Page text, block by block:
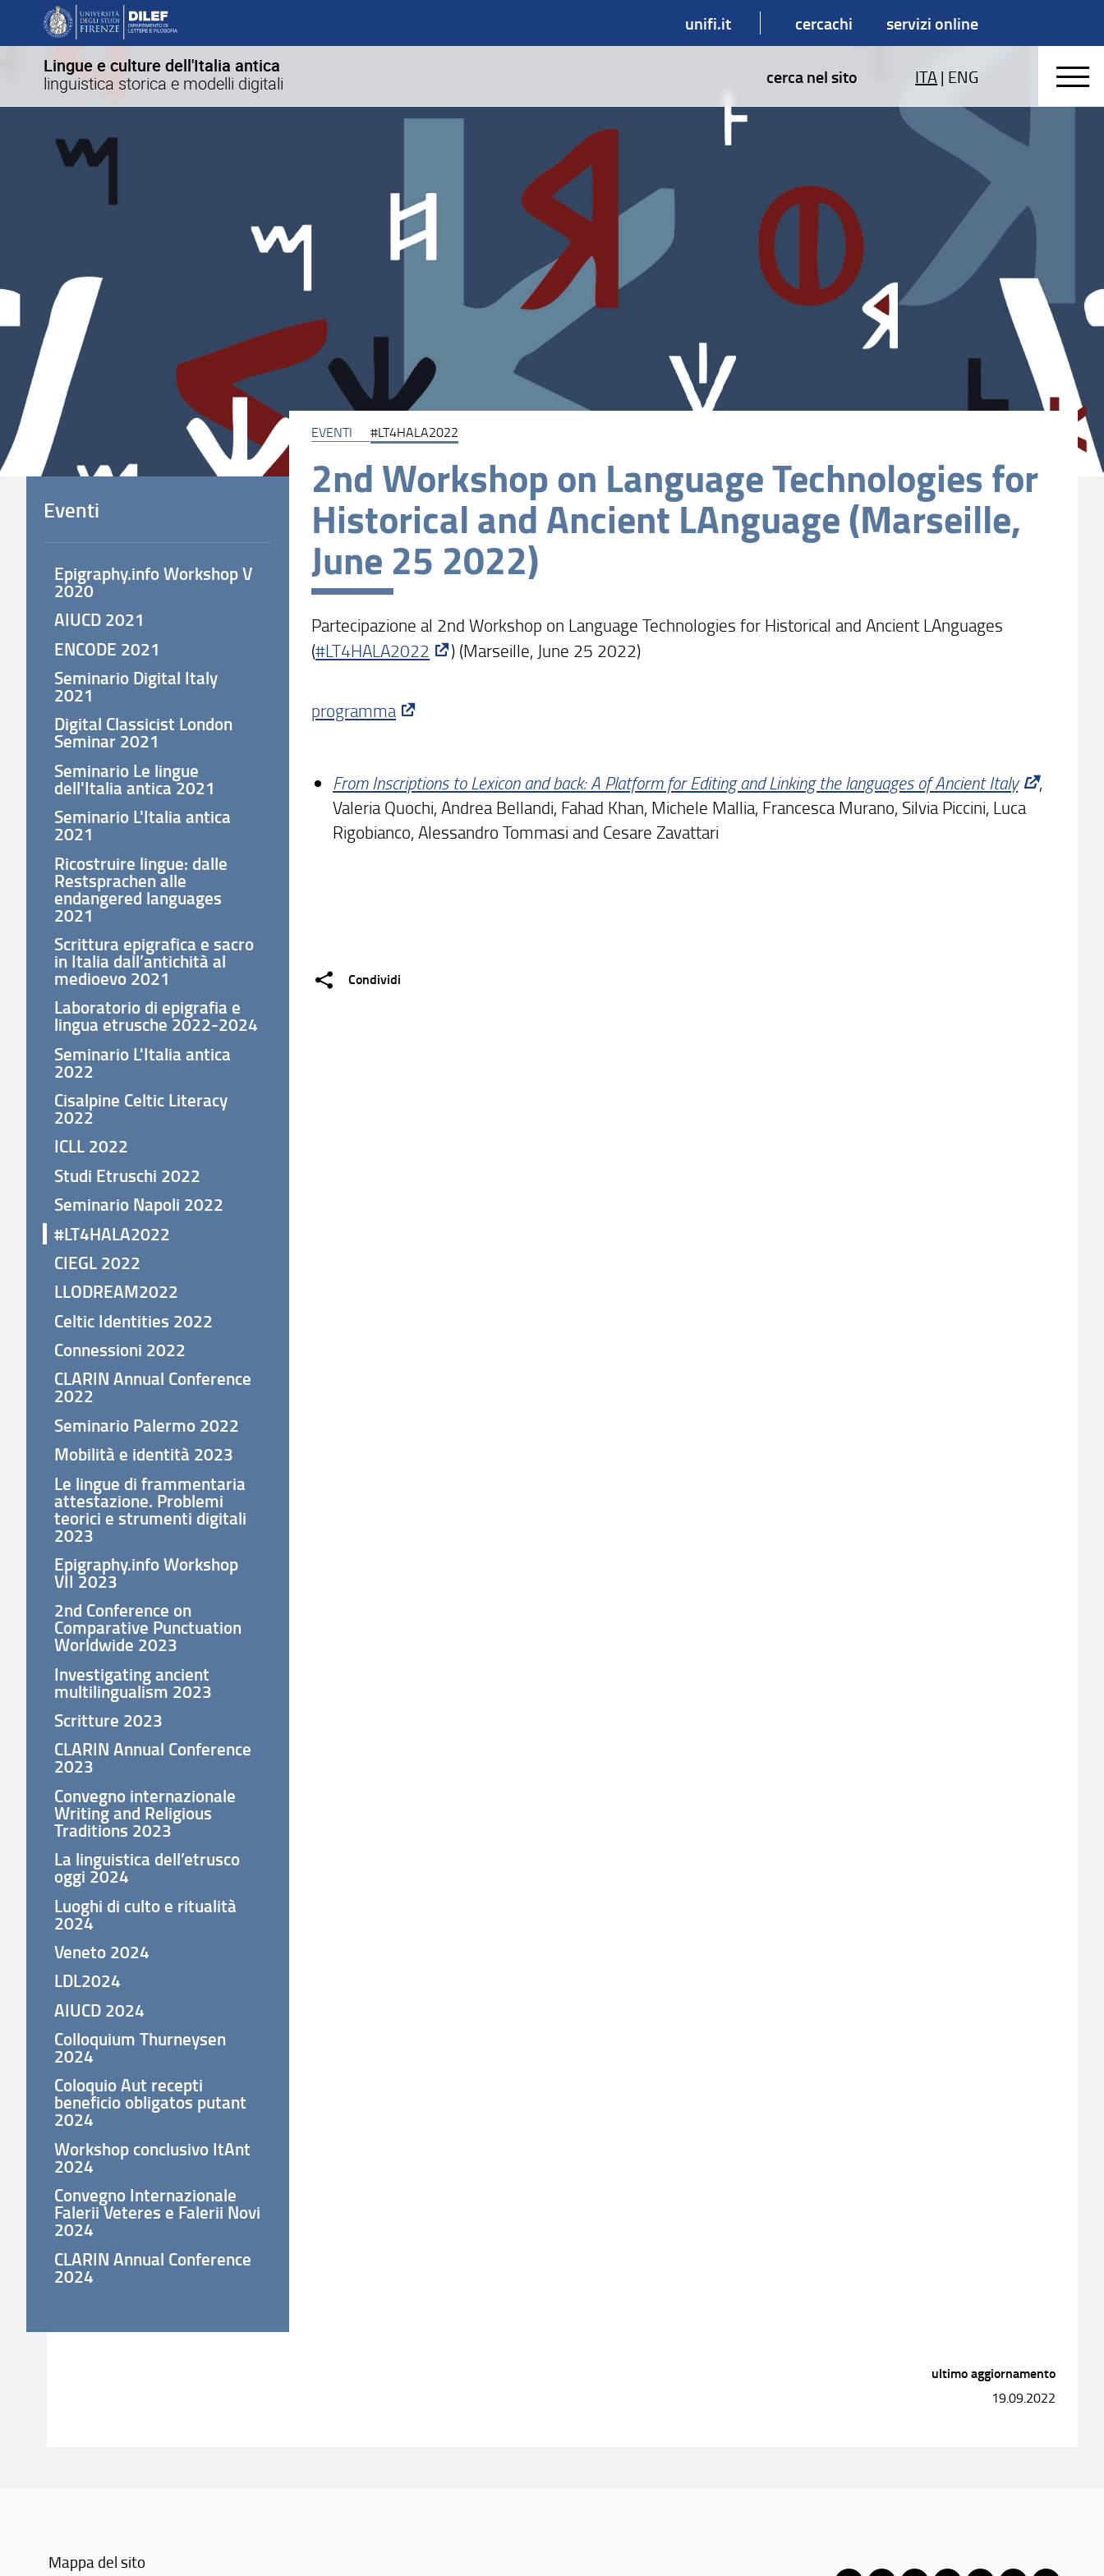
unifi.it cercachi servizi online
Lingue e culture dell'Italia antica
linguistica storica e modelli digitali
cerca nel sito ITA| ENG
EVENTI #LT4HALA2022
2nd Workshop on Language Technologies for
Historical and Ancient LAnguage (Marseille,
June 25 2022)
Partecipazione al 2nd Workshop on Language Technologies for Historical and Ancient LAnguages
(#LT4HALA2022 ) (Marseille, June 25 2022)
programma
From Inscriptions to Lexicon and back: A Platform for Editing and Linking the languages of Ancient Italy
,
Valeria Quochi, Andrea Bellandi, Fahad Khan, Michele Mallia, Francesca Murano, Silvia Piccini, Luca
Rigobianco, Alessandro Tommasi and Cesare Zavattari
Condividi
Eventi
Epigraphy.info Workshop V
2020
AIUCD 2021
ENCODE 2021
Seminario Digital Italy
2021
Digital Classicist London
Seminar 2021
Seminario Le lingue
dell'Italia antica 2021
Seminario L'Italia antica
2021
Ricostruire lingue: dalle
Restsprachen alle
endangered languages
2021
Scrittura epigrafica e sacro
in Italia dall’antichità al
medioevo 2021
Laboratorio di epigrafia e
lingua etrusche 2022-2024
Seminario L'Italia antica
2022
Cisalpine Celtic Literacy
2022
ICLL 2022
Studi Etruschi 2022
Seminario Napoli 2022
#LT4HALA2022
CIEGL 2022
LLODREAM2022
Celtic Identities 2022
Connessioni 2022
CLARIN Annual Conference
2022
Seminario Palermo 2022
Mobilità e identità 2023
Le lingue di frammentaria
attestazione. Problemi
teorici e strumenti digitali
2023
Epigraphy.info Workshop
VII 2023
2nd Conference on
Comparative Punctuation
Worldwide 2023
Investigating ancient
multilingualism 2023
Scritture 2023
CLARIN Annual Conference
2023
Convegno internazionale
Writing and Religious
Traditions 2023
La linguistica dell’etrusco
oggi 2024
Luoghi di culto e ritualità
2024
Veneto 2024
LDL2024
AIUCD 2024
Colloquium Thurneysen
2024
Coloquio Aut recepti
beneficio obligatos putant
2024
Workshop conclusivo ItAnt
2024
Convegno Internazionale
Falerii Veteres e Falerii Novi
2024
CLARIN Annual Conference
2024
ultimo aggiornamento
19.09.2022
Mappa del sito